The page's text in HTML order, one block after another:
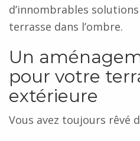
d’innombrables
terrasse dans l’ombre.
Un
pour votre
extérieure
Vous avez toujours rêvé